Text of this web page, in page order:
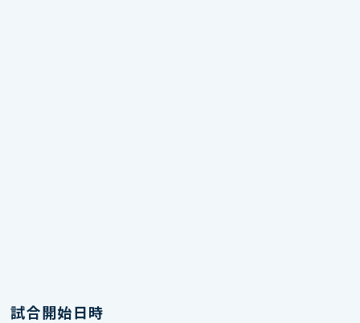
試合開始日時